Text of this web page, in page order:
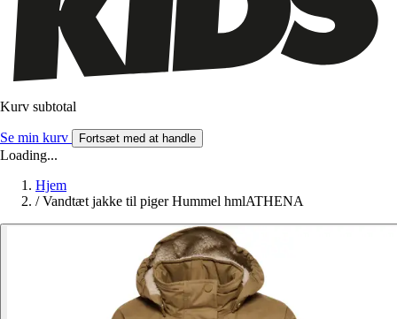
Kurv subtotal
Se min kurv Fortsæt med at handle
Loading...
Hjem
/ Vandtæt jakke til piger Hummel hmlATHENA